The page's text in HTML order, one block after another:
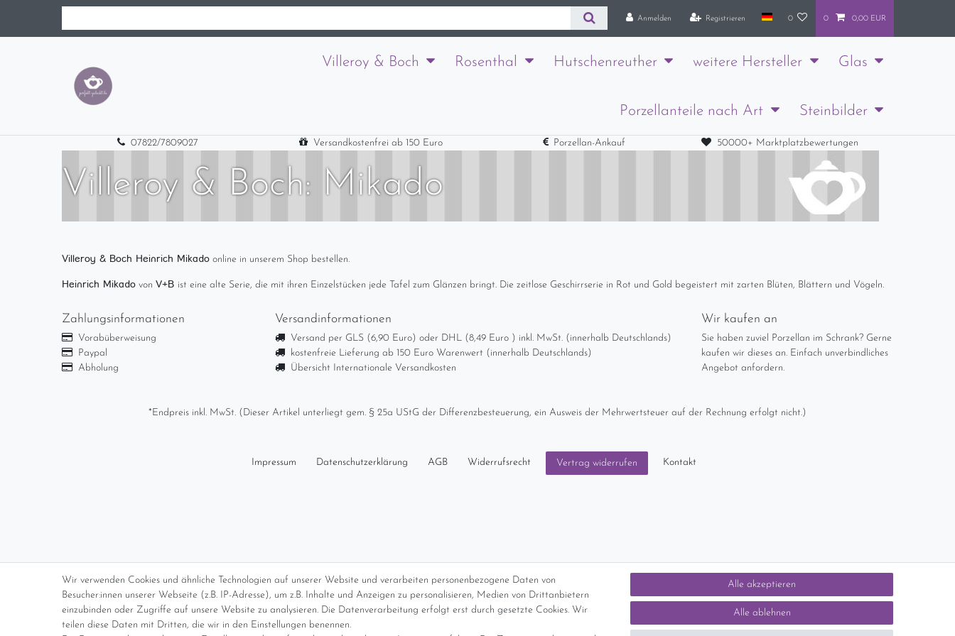
Anmelden Registrieren 0 0 0,00 EUR
Villeroy & Boch Rosenthal Hutschenreuther weitere Hersteller Glas
Porzellanteile nach Art Steinbilder
07822/7809027 Versandkostenfrei ab 150 Euro Porzellan-Ankauf 50000+ Marktplatzbewertungen
Villeroy & Boch: Mikado
Villeroy & Boch Heinrich Mikado online in unserem Shop bestellen.
Heinrich Mikado von V+B ist eine alte Serie, die mit ihren Einzelstücken jede Tafel zum Glänzen bringt. Die zeitlose Geschirrserie in Rot und Gold begeistert mit zarten Blüten, Blättern und Vögeln.
Wir verwenden Cookies und ähnliche Technologien auf unserer Website und verarbeiten personenbezogene Daten von
Besucher:innen unserer Webseite (z.B. IP-Adresse), um z.B. Inhalte und Anzeigen zu personalisieren, Medien von Drittanbietern
einzubinden oder Zugriffe auf unsere Website zu analysieren. Die Datenverarbeitung erfolgt erst durch gesetzte Cookies. Wir
teilen diese Daten mit Dritten, die wir in den Einstellungen benennen.
Alle akzeptieren
Alle ablehnen
Zahlungsinformationen
Vorabüberweisung
Paypal
Abholung
Versandinformationen
Versand per GLS (6,90 Euro) oder DHL (8,49 Euro ) inkl. MwSt. (innerhalb Deutschlands)
kostenfreie Lieferung ab 150 Euro Warenwert (innerhalb Deutschlands)
Übersicht Internationale Versandkosten
Wir kaufen an
Sie haben zuviel Porzellan im Schrank? Gerne
kaufen wir dieses an. Einfach unverbindliches
Angebot anfordern.
*Endpreis inkl. MwSt. (Dieser Artikel unterliegt gem. § 25a UStG der Differenzbesteuerung, ein Ausweis der Mehrwertsteuer auf der Rechnung erfolgt nicht.)
Impressum Daten­schutz­erklärung AGB Widerrufs­recht Vertrag widerrufen Kontakt